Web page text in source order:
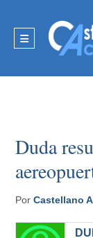
Duda
PorCastellano